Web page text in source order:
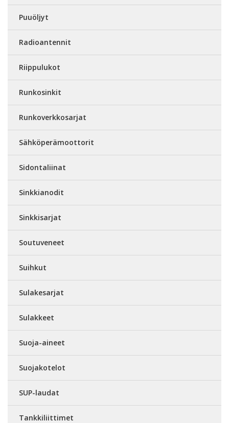
Puuöljyt
Radioantennit
Riippulukot
Runkosinkit
Runkoverkkosarjat
Sähköperämoottorit
Sidontaliinat
Sinkkianodit
Sinkkisarjat
Soutuveneet
Suihkut
Sulakesarjat
Sulakkeet
Suoja-aineet
Suojakotelot
SUP-laudat
Tankkiliittimet